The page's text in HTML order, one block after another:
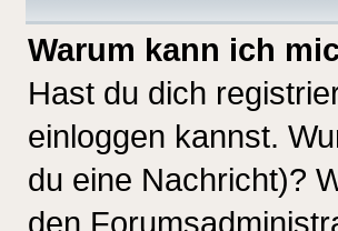
Warum kann ich
Hast du dich
einloggen kannst.
du eine Nachricht)?
den